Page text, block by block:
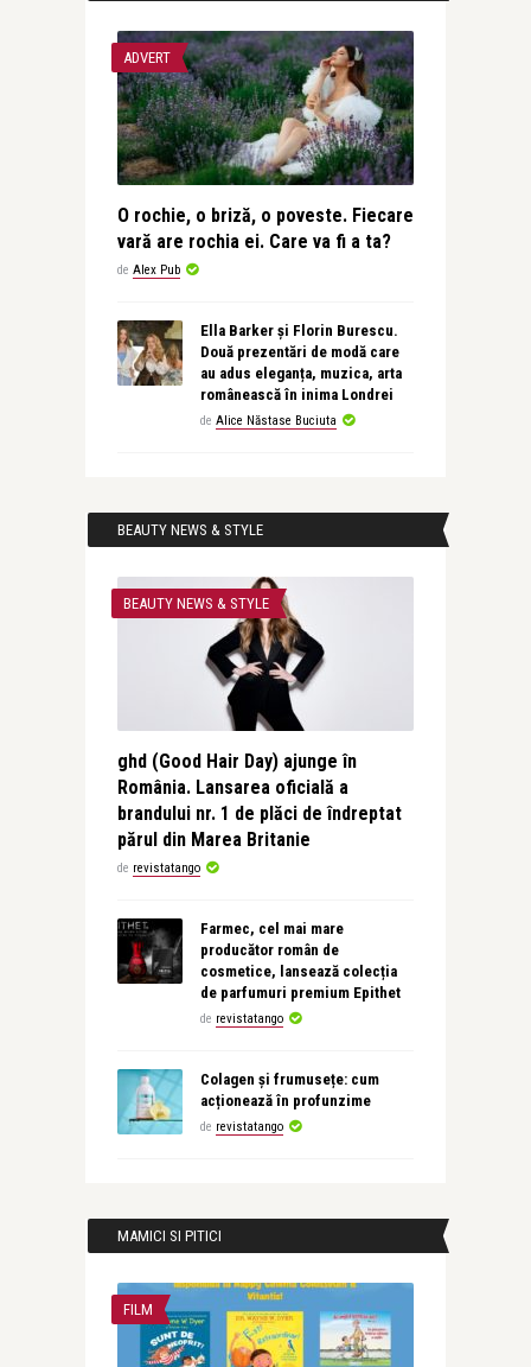
ADVERT
O rochie, o briză, o poveste. Fiecare
vară are rochia ei. Care va fi a ta?
de Alex Pub
Ella Barker și Florin Burescu.
Două prezentări de modă care
au adus eleganța, muzica, arta
românească în inima Londrei
de Alice Năstase Buciuta
BEAUTY NEWS & STYLE
BEAUTY NEWS & STYLE
ghd (Good Hair Day) ajunge în
România. Lansarea oficială a
brandului nr. 1 de plăci de îndreptat
părul din Marea Britanie
de revistatango
Farmec, cel mai mare
producător român de
cosmetice, lansează colecția
de parfumuri premium Epithet
de revistatango
Colagen și frumusețe: cum
acționează în profunzime
de revistatango
MAMICI SI PITICI
FILM